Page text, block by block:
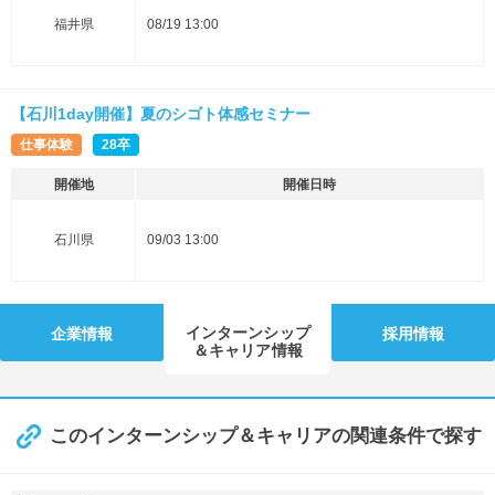
福井県 08/19 13:00
【石川1day開催】夏のシゴト体感セミナー
仕事体験 28卒
開催地 開催日時
石川県 09/03 13:00
企業情報
インターンシップ
＆キャリア情報
採用情報
このインターンシップ＆キャリアの関連条件で探す